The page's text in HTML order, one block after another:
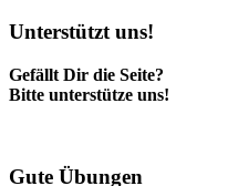
Unterstützt uns!
Gefällt Dir die Seite?
Bitte unterstütze uns!
Gute Übungen